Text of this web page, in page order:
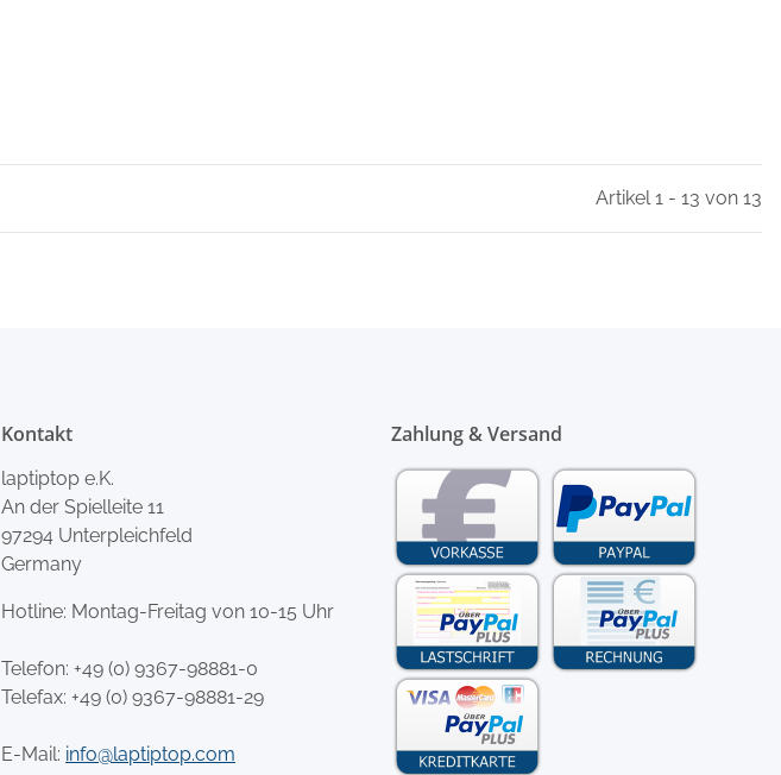
Artikel 1 - 13 von 13
Kontakt
laptiptop e.K.
An der Spielleite 11
97294 Unterpleichfeld
Germany
Hotline: Montag-Freitag von 10-15 Uhr
Telefon: +49 (0) 9367-98881-0
Telefax: +49 (0) 9367-98881-29
E-Mail: info@laptiptop.com
Zahlung & Versand